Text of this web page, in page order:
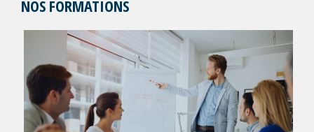
NOS FORMATIONS